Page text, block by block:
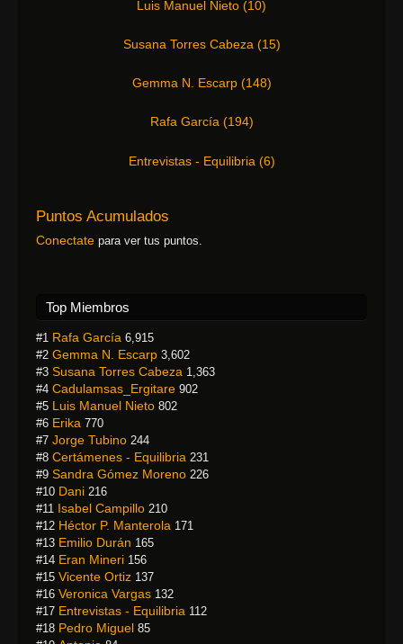
Luis Manuel Nieto (10)
Susana Torres Cabeza (15)
Gemma N. Escarp (148)
Rafa García (194)
Entrevistas - Equilibria (6)
Puntos Acumulados
Conectate para ver tus puntos.
Top Miembros
#1 Rafa García 6,915
#2 Gemma N. Escarp 3,602
#3 Susana Torres Cabeza 1,363
#4 Cadulamsas_Ergitare 902
#5 Luis Manuel Nieto 802
#6 Erika 770
#7 Jorge Tubino 244
#8 Certámenes - Equilibria 231
#9 Sandra Gómez Moreno 226
#10 Dani 216
#11 Isabel Campillo 210
#12 Héctor P. Manterola 171
#13 Emilio Durán 165
#14 Eran Mineri 156
#15 Vicente Ortiz 137
#16 Veronica Vargas 132
#17 Entrevistas - Equilibria 112
#18 Pedro Miguel 85